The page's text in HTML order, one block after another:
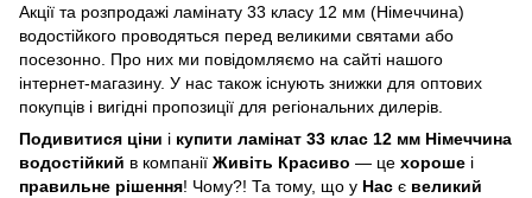
Акції та розпродажі ламінату 33 класу 12 мм (Німеччина)
водостійкого проводяться перед великими святами або
посезонно. Про них ми повідомляємо на сайті нашого
інтернет-магазину. У нас також існують знижки для оптових
покупців і вигідні пропозиції для регіональних дилерів.
Подивитися ціни і купити ламінат 33 клас 12 мм Німеччина
водостійкий в компанії Живіть Красиво — це хороше і
правильне рішення! Чому?! Та тому, що у Нас є великий